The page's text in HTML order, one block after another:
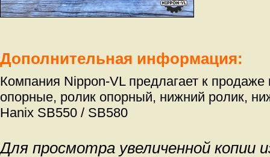
Дополнительная информация:
Компания Nippon-VL предлагает к продаже
опорные, ролик опорный, нижний ролик,
Hanix SB550 / SB580
Для просмотра увеличенной копии